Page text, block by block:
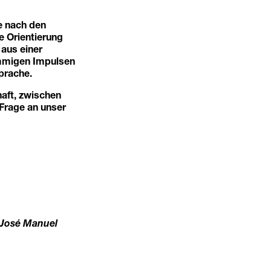
nach den
Orientierung
einer
Impulsen
zwischen
an unser
Manuel